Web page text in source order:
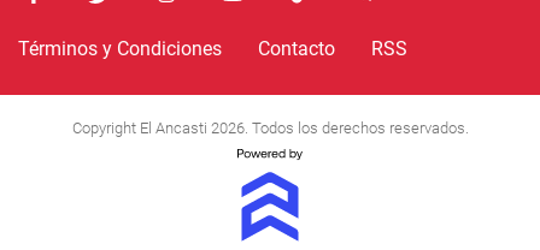
Términos y Condiciones Contacto RSS
Copyright El Ancasti 2026. Todos los derechos reservados.